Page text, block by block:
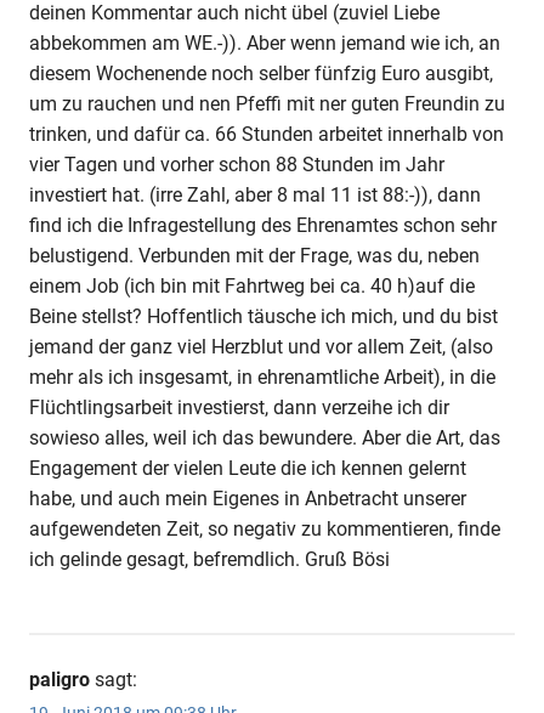
deinen Kommentar auch nicht übel (zuviel Liebe
abbekommen am WE.-)). Aber wenn jemand wie ich, an
diesem Wochenende noch selber fünfzig Euro ausgibt,
um zu rauchen und nen Pfeffi mit ner guten Freundin zu
trinken, und dafür ca. 66 Stunden arbeitet innerhalb von
vier Tagen und vorher schon 88 Stunden im Jahr
investiert hat. (irre Zahl, aber 8 mal 11 ist 88:-)), dann
find ich die Infragestellung des Ehrenamtes schon sehr
belustigend. Verbunden mit der Frage, was du, neben
einem Job (ich bin mit Fahrtweg bei ca. 40 h)auf die
Beine stellst? Hoffentlich täusche ich mich, und du bist
jemand der ganz viel Herzblut und vor allem Zeit, (also
mehr als ich insgesamt, in ehrenamtliche Arbeit), in die
Flüchtlingsarbeit investierst, dann verzeihe ich dir
sowieso alles, weil ich das bewundere. Aber die Art, das
Engagement der vielen Leute die ich kennen gelernt
habe, und auch mein Eigenes in Anbetracht unserer
aufgewendeten Zeit, so negativ zu kommentieren, finde
ich gelinde gesagt, befremdlich. Gruß Bösi
paligro sagt: